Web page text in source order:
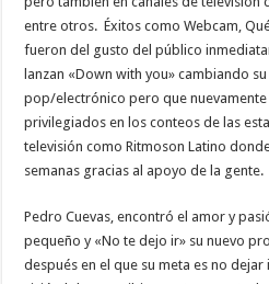
entre otros. Éxitos como Webcam,
fueron del gusto del público
lanzan «Down with you» cambiando
pop/electrónico pero que
privilegiados en los conteos de las
televisión como Ritmoson Latino
semanas gracias al apoyo de la gente.
Pedro Cuevas, encontró el amor y
pequeño y «No te dejo ir» su nuevo
después en el que su meta es no dejar